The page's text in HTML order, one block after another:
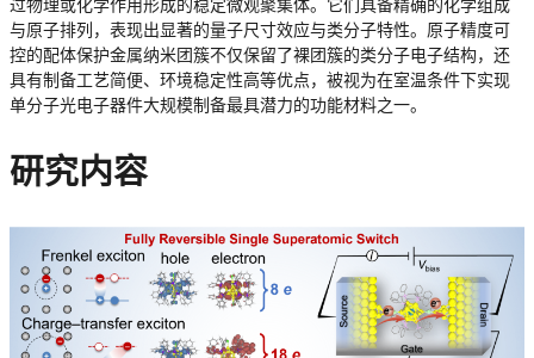
与原子排列，表现出显著的量子尺寸效应与类分子特性。原子精度可
控的配体保护金属纳米团簇不仅保留了裸团簇的类分子电子结构，还
具有制备工艺简便、环境稳定性高等优点，被视为在室温条件下实现
单分子光电子器件大规模制备最具潜力的功能材料之一。
研究内容